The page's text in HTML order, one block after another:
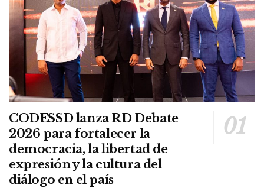
CODESSD lanza RD Debate
2026 para fortalecer la
democracia, la libertad de
expresión y la cultura del
diálogo en el país